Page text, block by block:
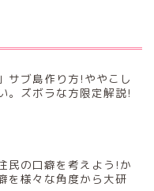
サブ島作り方!ややこし
。ズボラな方限定解説!
民の口癖を考えよう!か
を様々な角度から大研